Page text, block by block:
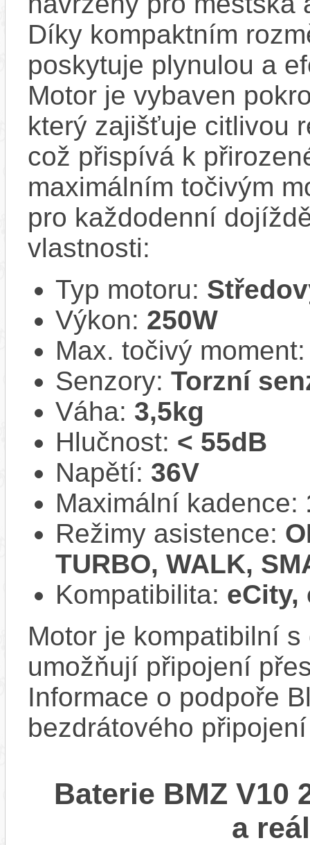
Díky kompaktním
poskytuje plynulou a
Motor je vybaven
který zajišťuje citlivou
což přispívá k
maximálním točivým
pro každodenní
vlastnosti:
Typ motoru:
Výkon: 250W
Max. točivý
Senzory: Torzní
Váha: 3,5kg
Hlučnost: < 55dB
Napětí: 36V
Maximální kadence:
Režimy asistence:
TURBO, WALK,
Kompatibilita: eCity,
Motor je kompatibilní
umožňují připojení
Informace o podpoře
bezdrátového
Baterie BMZ V10
a